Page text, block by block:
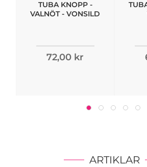
TUBA KNOPP -
VALNÖT - VONSILD
72,00 kr
ARTIKLAR